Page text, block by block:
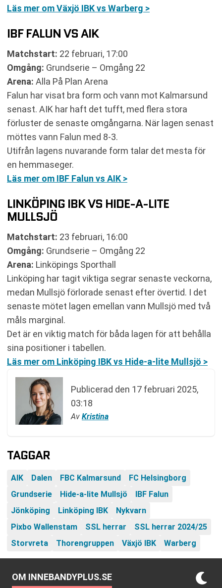
Läs mer om Växjö IBK vs Warberg >
IBF FALUN VS AIK
Matchstart: 22 februari, 17:00
Omgång: Grundserie – Omgång 22
Arena: Alla På Plan Arena
Falun har visat bra form och vann mot Kalmarsund
senast. AIK har haft det tufft, med flera stora
förluster de senaste omgångarna. När lagen senast
möttes vann Falun med 8-3.
Utifrån lagens nuvarande form talar det mesta för
en hemmaseger.
Läs mer om IBF Falun vs AIK >
LINKÖPING IBK VS HIDE-A-LITE
MULLSJÖ
Matchstart: 23 februari, 16:00
Omgång: Grundserie – Omgång 22
Arena: Linköpings Sporthall
Linköping har tagit viktiga segrar senaste veckorna,
medan Mullsjö förlorade senast efter övertid. I det
senaste mötet lagen emellan vann Mullsjö med två
måls marginal.
Det är en viktig match för båda lagen för att behålla
sina positioner i tabellen.
Läs mer om Linköping IBK vs Hide-a-lite Mullsjö >
Publicerad den 17 februari 2025,
03:18
Av Kristina
TAGGAR
AIK Dalen FBC Kalmarsund
FC Helsingborg
Grundserie
Hide-a-lite Mullsjö
IBF Falun
Jönköping
Linköping IBK
Nykvarn
Pixbo Wallenstam
SSL herrar
SSL herrar 2024/25
Storvreta
Thorengruppen Växjö IBK Warberg
OM INNEBANDYPLUS.SE